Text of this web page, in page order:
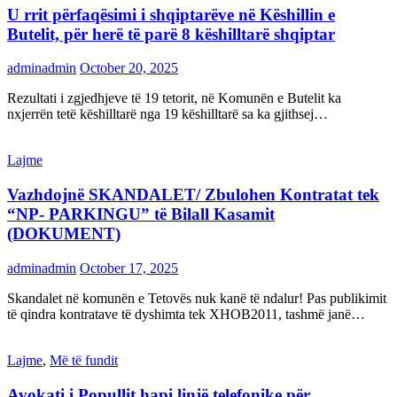
U rrit përfaqësimi i shqiptarëve në Këshillin e
Butelit, për herë të parë 8 këshilltarë shqiptar
adminadmin October 20, 2025
Rezultati i zgjedhjeve të 19 tetorit, në Komunën e Butelit ka
nxjerrën tetë këshilltarë nga 19 këshilltarë sa ka gjithsej…
Lajme
Vazhdojnë SKANDALET/ Zbulohen Kontratat tek
“NP- PARKINGU” të Bilall Kasamit
(DOKUMENT)
adminadmin October 17, 2025
Skandalet në komunën e Tetovës nuk kanë të ndalur! Pas publikimit
të qindra kontratave të dyshimta tek XHOB2011, tashmë janë…
Lajme, Më të fundit